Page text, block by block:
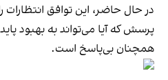
در حال حاضر، این توافق انتظارات
پرسش که آیا می‌تواند به بهبود
همچنان بی‌پاسخ است.